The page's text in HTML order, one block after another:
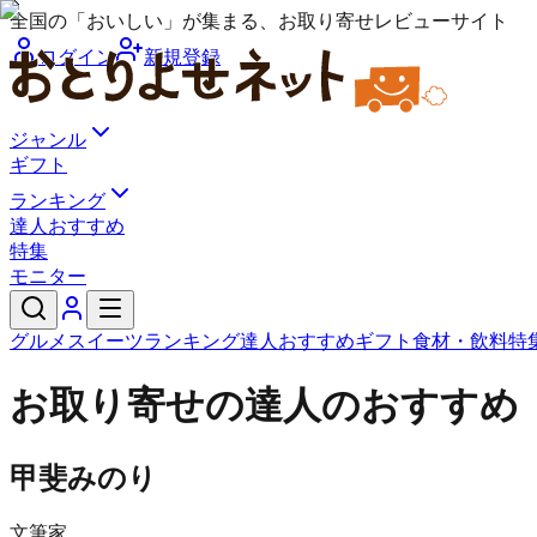
全国の「おいしい」が集まる、お取り寄せレビューサイト
ログイン
新規登録
ジャンル
ギフト
ランキング
達人おすすめ
特集
モニター
グルメ スイーツランキング達人おすすめギフト 食材・飲料特
お取り寄せの達人のおすすめ
甲斐みのり
文筆家